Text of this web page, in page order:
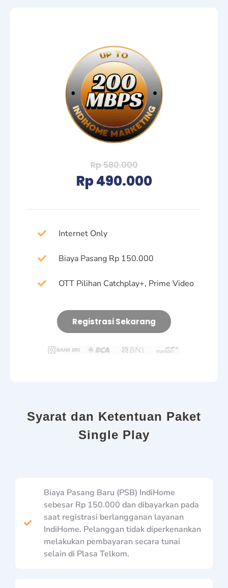
Rp 580.000
Rp 490.000
Internet Only
Biaya Pasang Rp 150.000
OTT Pilihan Catchplay+, Prime Video
Registrasi Sekarang
Syarat dan Ketentuan Paket
Single Play
Biaya Pasang Baru (PSB) IndiHome
sebesar Rp 150.000 dan dibayarkan pada
saat registrasi berlangganan layanan
IndiHome. Pelanggan tidak diperkenankan
melakukan pembayaran secara tunai
selain di Plasa Telkom.